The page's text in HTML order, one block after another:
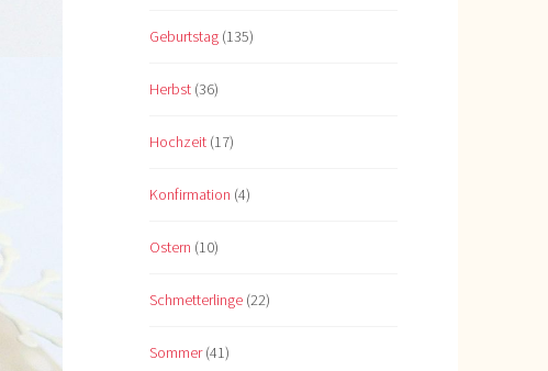
Geburtstag (135)
Herbst (36)
Hochzeit (17)
Konfirmation (4)
Ostern (10)
Schmetterlinge (22)
Sommer(41)